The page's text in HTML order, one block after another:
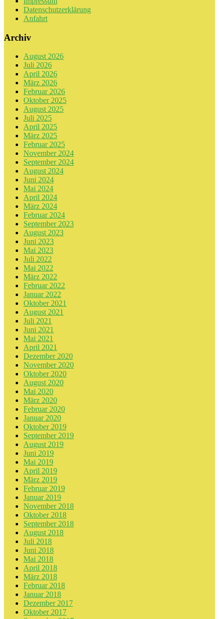
Datenschutzerklärung
Anfahrt
Archiv
August 2026
Juli 2026
April 2026
März 2026
Februar 2026
Oktober 2025
August 2025
Juli 2025
April 2025
März 2025
Februar 2025
November 2024
September 2024
August 2024
Juni 2024
Mai 2024
April 2024
März 2024
Februar 2024
September 2023
August 2023
Juni 2023
Mai 2023
Juli 2022
Mai 2022
März 2022
Februar 2022
Januar 2022
Oktober 2021
August 2021
Juli 2021
Juni 2021
Mai 2021
April 2021
Dezember 2020
November 2020
Oktober 2020
August 2020
Mai 2020
März 2020
Februar 2020
Januar 2020
Oktober 2019
September 2019
August 2019
Juni 2019
Mai 2019
April 2019
März 2019
Februar 2019
Januar 2019
November 2018
Oktober 2018
September 2018
August 2018
Juli 2018
Juni 2018
Mai 2018
April 2018
März 2018
Februar 2018
Januar 2018
Dezember 2017
Oktober 2017